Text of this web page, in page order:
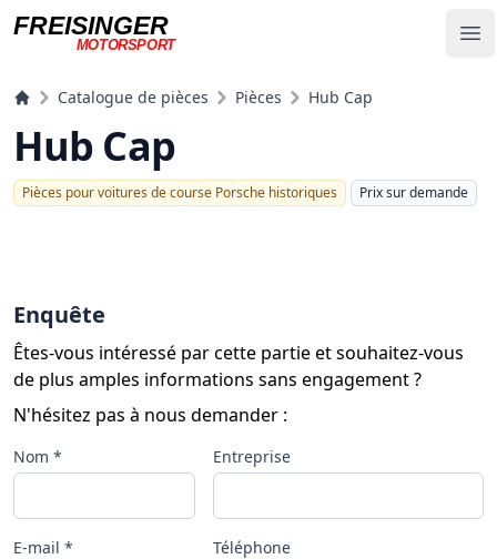
FREISINGER
MOTORSPORT
Catalogue de pièces Pièces Hub Cap
Hub Cap
Pièces pour voitures de course Porsche historiques Prix ​​sur demande
Enquête
Êtes-vous intéressé par cette partie et souhaitez-vous
de plus amples informations sans engagement ?
N'hésitez pas à nous demander :
Nom * Entreprise
E-mail * Téléphone